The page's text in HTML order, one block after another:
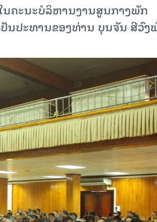
ນຄະນະບໍລິຫານງານສູນກາງພັກ
ນປະທານຂອງທ່ານ ບຸນຈັນ ສີວົງ
15.038(05-08-